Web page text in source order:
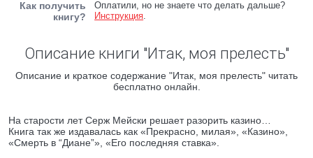
Как получить
книгу?
Оплатили, но не знаете что делать дальше?
Инструкция.
Описание книги "Итак, моя прелесть"
Описание и краткое содержание "Итак, моя прелесть" читать
бесплатно онлайн.
На старости лет Серж Мeйски решает разорить казино…
Книга так же издавалась как «Прекрасно, милая», «Казино»,
«Смерть в “Диане”», «Его последняя ставка».